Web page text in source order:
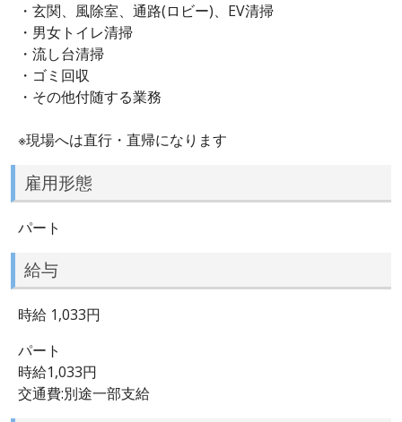
・玄関、風除室、通路(ロビー)、EV清掃
・男女トイレ清掃
・流し台清掃
・ゴミ回収
・その他付随する業務
※現場へは直行・直帰になります
雇用形態
パート
給与
時給 1,033円
パート
時給1,033円
交通費:別途一部支給